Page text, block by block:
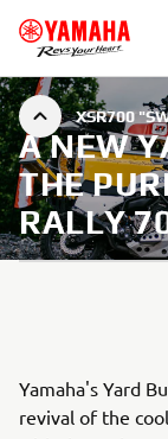
XSR700
A NEW
THE
RALLY
Yamaha's Yard
revival of the